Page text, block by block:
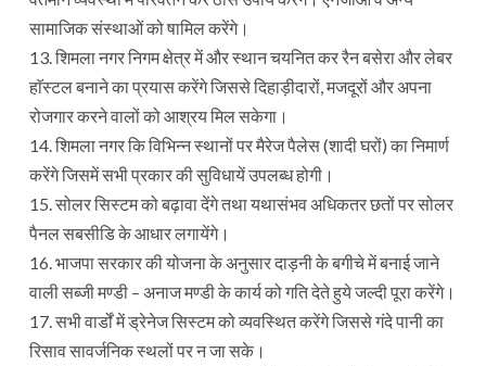
सामाजिक संस्थाओं को षामिल करेंगे।
13. शिमला नगर निगम क्षेत्र में और स्थान चयनित कर रैन बसेरा और लेबर
हाॅस्टल बनाने का प्रयास करेंगे जिससे दिहाड़ीदारों, मजदूरों और अपना
रोजगार करने वालों को आश्रय मिल सकेगा।
14. शिमला नगर कि विभिन्न स्थानों पर मैरेज पैलेस (शादी घरों) का निमार्ण
करेंगे जिसमें सभी प्रकार की सुविधायें उपलब्ध होगी।
15. सोलर सिस्टम को बढ़ावा देंगे तथा यथासंभव अधिकतर छतों पर सोलर
पैनल सबसीडि के आधार लगायेंगे।
16. भाजपा सरकार की योजना के अनुसार दाड़नी के बगीचे में बनाई जाने
वाली सब्जी मण्डी – अनाज मण्डी के कार्य को गति देते हुये जल्दी पूरा करेंगे।
17. सभी वार्डों में ड्रेनेज सिस्टम को व्यवस्थित करेंगे जिससे गंदे पानी का
रिसाव सावर्जनिक स्थलों पर न जा सके।